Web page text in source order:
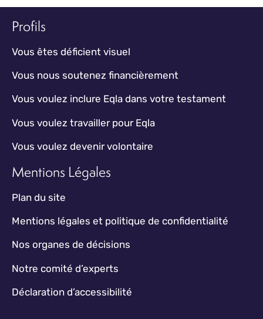
Profils
Vous êtes déficient visuel
Vous nous soutenez financièrement
Vous voulez inclure Eqla dans votre testament
Vous voulez travailler pour Eqla
Vous voulez devenir volontaire
Mentions Légales
Plan du site
Mentions légales et politique de confidentialité
Nos organes de décisions
Notre comité d’experts
Déclaration d’accessibilité